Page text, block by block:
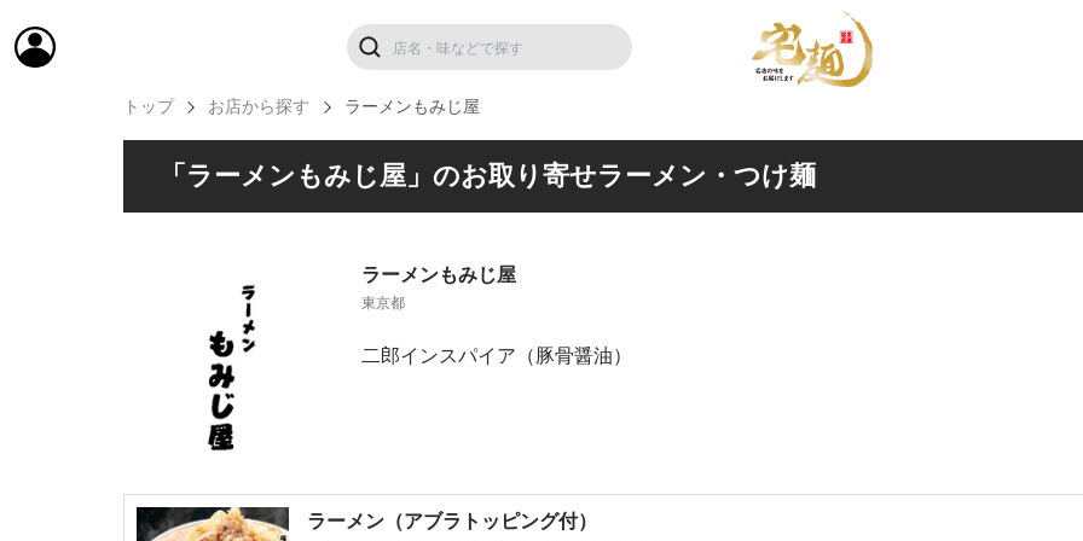
トップ お店から探す ラーメンもみじ屋
「ラーメンもみじ屋」のお取り寄せラーメン・つけ麺
ラーメンもみじ屋
東京都
二郎インスパイア（豚骨醤油）
ラーメン（アブラトッピング付）